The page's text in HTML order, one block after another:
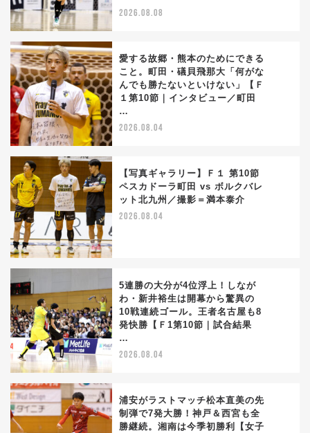
2026.08.08
愛する故郷・熊本のためにできる
こと。町田・礒貝飛那大「何がな
んでも勝たないといけない」【Ｆ
１第10節｜インタビュー／町田
…
2026.08.04
【写真ギャラリー】Ｆ１ 第10節
ペスカドーラ町田 vs ボルクバレ
ット北九州／撮影＝満本泰介
2026.08.04
5連勝の大分が4位浮上！しなが
わ・新井裕生は開幕から驚異の
10戦連続ゴール。王者名古屋も8
発快勝【Ｆ1第10節｜試合結果
…
2026.08.04
浦安がラストマッチ松本直美の先
制弾で7発大勝！神戸＆西宮も全
勝継続。湘南は今季初勝利【女子